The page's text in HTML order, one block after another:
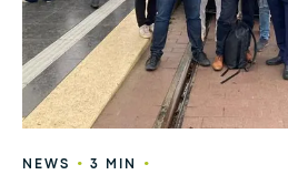
NEWS • 3 MIN •